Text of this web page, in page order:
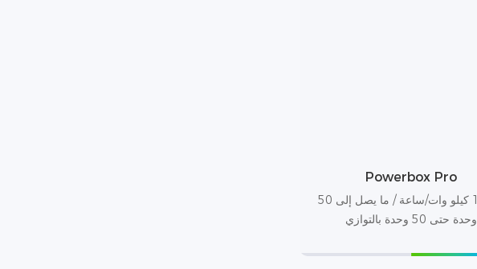
Powerbox Pro
10.24 كيلو وات/ساعة / ما يصل إلى 50
وحدة حتى 50 وحدة بالتوازي